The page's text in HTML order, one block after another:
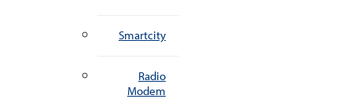
Smartcity
Radio
Modem